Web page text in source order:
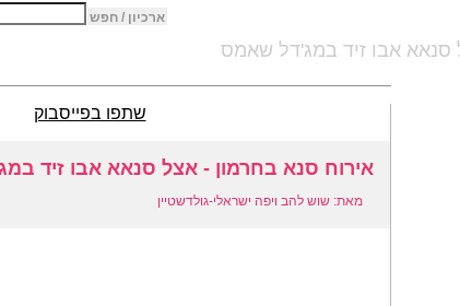
ארכיון / חפש
סנאא אבו זיד במג'דל שאמס
שתפו בפייסבוק
אירוח סנא בחרמון - אצל סנאא אבו זיד
מאת: שוש להב ויפה ישראלי-גולדשטיין